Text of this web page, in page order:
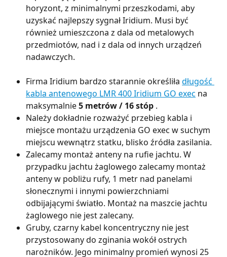
horyzont, z minimalnymi przeszkodami, aby
uzyskać najlepszy sygnał Iridium. Musi być
również umieszczona z dala od metalowych
przedmiotów, nad i z dala od innych urządzeń
nadawczych.
Firma Iridium bardzo starannie określiła długość
kabla antenowego LMR 400 Iridium GO exec na
maksymalnie 5 metrów / 16 stóp .
Należy dokładnie rozważyć przebieg kabla i
miejsce montażu urządzenia GO exec w suchym
miejscu wewnątrz statku, blisko źródła zasilania.
Zalecamy montaż anteny na rufie jachtu. W
przypadku jachtu żaglowego zalecamy montaż
anteny w pobliżu rufy, 1 metr nad panelami
słonecznymi i innymi powierzchniami
odbijającymi światło. Montaż na maszcie jachtu
żaglowego nie jest zalecany.
Gruby, czarny kabel koncentryczny nie jest
przystosowany do zginania wokół ostrych
narożników. Jego minimalny promień wynosi 25